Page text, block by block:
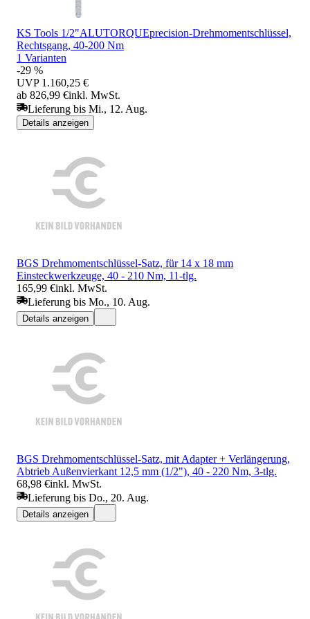
KS Tools 1/2"ALUTORQUEprecision-Drehmomentschlüssel,
Rechtsgang, 40-200 Nm
1 Varianten
-29 %
UVP 1.160,25 €
ab 826,99 €inkl. MwSt.
Lieferung bis Mi., 12. Aug.
Details anzeigen
BGS Drehmomentschlüssel-Satz, für 14 x 18 mm
Einsteckwerkzeuge, 40 - 210 Nm, 11-tlg.
165,99 €inkl. MwSt.
Lieferung bis Mo., 10. Aug.
Details anzeigen
BGS Drehmomentschlüssel-Satz, mit Adapter + Verlängerung,
Abtrieb Außenvierkant 12,5 mm (1/2"), 40 - 220 Nm, 3-tlg.
68,98 €inkl. MwSt.
Lieferung bis Do., 20. Aug.
Details anzeigen